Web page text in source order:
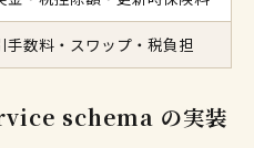
手数料・スワップ・税負担
schema の実装